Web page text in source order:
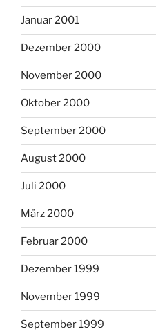
Januar 2001
Dezember 2000
November 2000
Oktober 2000
September 2000
August 2000
Juli 2000
März 2000
Februar 2000
Dezember 1999
November 1999
September 1999